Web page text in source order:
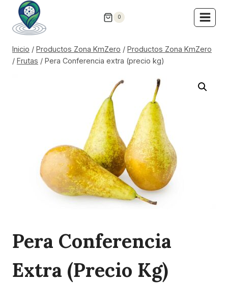
Saltar
contenido
0
Inicio / Productos Zona KmZero / Productos Zona KmZero
/ Frutas / Pera Conferencia extra (precio kg)
Pera Conferencia
Extra (precio Kg)